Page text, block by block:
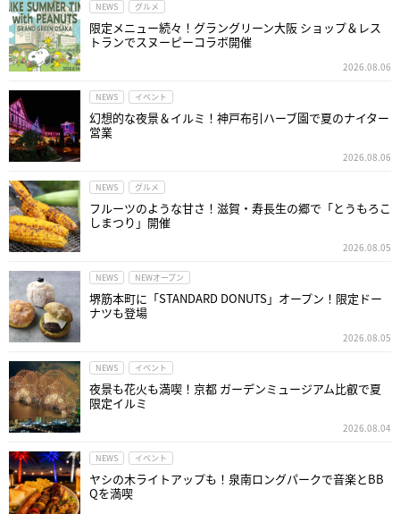
NEWS グルメ
限定メニュー続々！グラングリーン大阪 ショップ＆レス
トランでスヌーピーコラボ開催
2026.08.06
NEWS イベント
幻想的な夜景＆イルミ！神戸布引ハーブ園で夏のナイター
営業
2026.08.06
NEWS グルメ
フルーツのような甘さ！滋賀・寿長生の郷で「とうもろこ
しまつり」開催
2026.08.05
NEWS NEWオープン
堺筋本町に「STANDARD DONUTS」オープン！限定ドー
ナツも登場
2026.08.05
NEWS イベント
夜景も花火も満喫！京都 ガーデンミュージアム比叡で夏
限定イルミ
2026.08.04
NEWS イベント
ヤシの木ライトアップも！泉南ロングパークで音楽とBB
Qを満喫